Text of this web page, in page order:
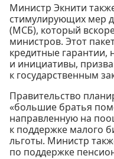
Министр Экнити
стимулирующих мер
(МСБ), который
министров. Этот
кредитные гарантии,
и инициативы,
к государственным
Правительство
«большие братья
направленную на
к поддержке малого
льготы. Министр
по поддержке